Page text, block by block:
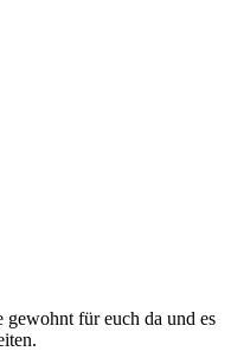
für euch da und es